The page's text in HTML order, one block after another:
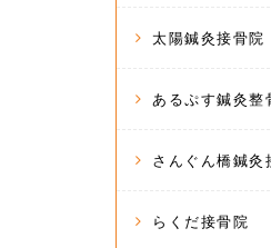
太陽鍼灸接骨院
あるぷす鍼灸整
さんぐん橋鍼灸
らくだ接骨院